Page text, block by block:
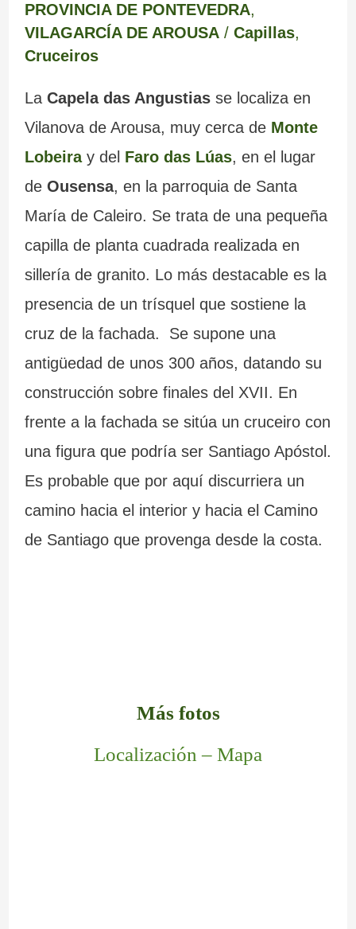
PROVINCIA DE PONTEVEDRA,
VILAGARCÍA DE AROUSA/ Capillas,
Cruceiros
La Capela das Angustiasse localiza en
Vilanova de Arousa, muy cerca de Monte
Lobeiray del Faro das Lúas, en el lugar
de Ousensa, en la parroquia de Santa
María de Caleiro. Se trata de una pequeña
capilla de planta cuadrada realizada en
sillería de granito. Lo más destacable es la
presencia de un trísquel que sostiene la
cruz de la fachada. Se supone una
antigüedad de unos 300 años, datando su
construcción sobre finales del XVII. En
frente a la fachada se sitúa un cruceiro con
una figura que podría ser Santiago Apóstol.
Es probable que por aquí discurriera un
camino hacia el interior y hacia el Camino
de Santiago que provenga desde la costa.
Más fotos
Localización – Mapa